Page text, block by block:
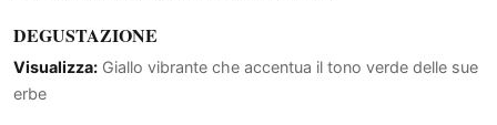
DEGUSTAZIONE
Visualizza: Giallo vibrante che accentua il tono verde delle sue
erbe